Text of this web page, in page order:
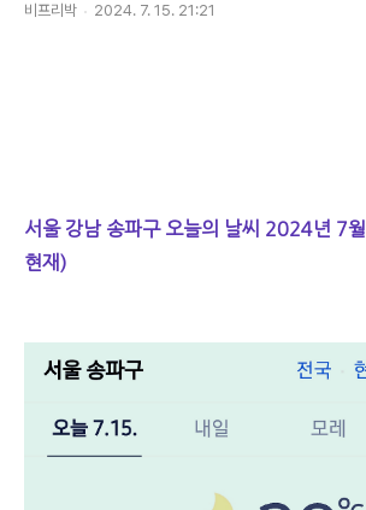
비프리박 2024. 7. 15. 21:21
서울 강남 송파구 오늘의 날씨 2024년 7
현재)